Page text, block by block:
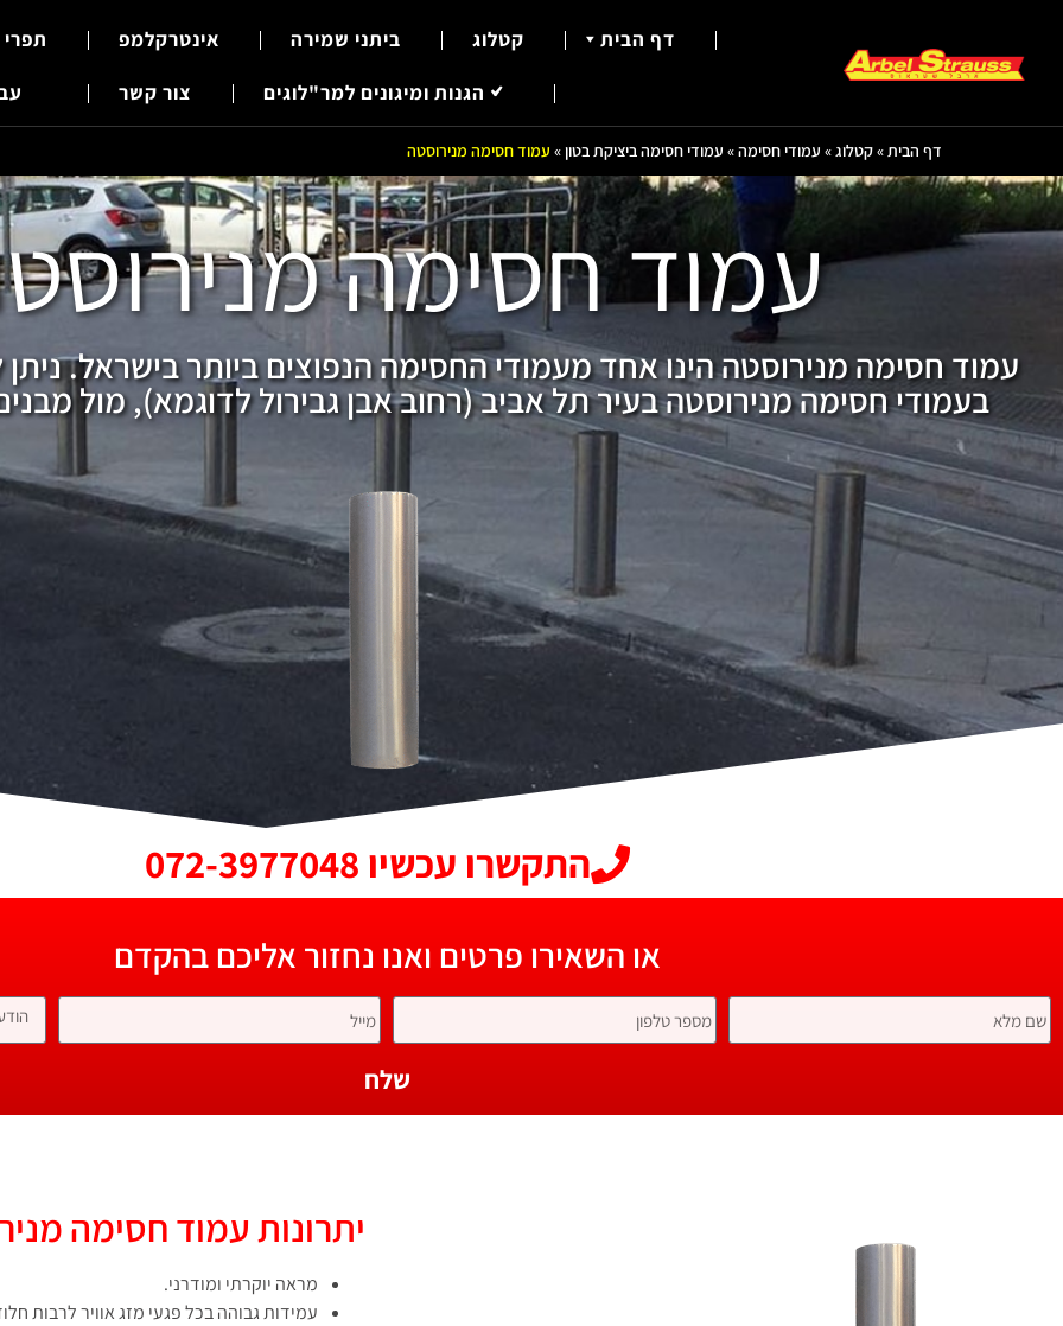
דף הבית קטלוג ביתני שמירה אינטרקלמפ
הגנות ומיגונים למר"לוגים צור קשר
דף הבית»קטלוג» עמודי חסימה» עמודי חסימה ביציקת בטון» עמוד חסימה מנירוסטה
עמוד חסימה
עמוד חסימה מנירוסטה הינו אחד מעמודי החסימה הנפוצים ביותר בישראל.
בעמודי חסימה מנירוסטה בעיר תל אביב (רחוב אבן גבירול לדוגמא), מול
התקשרו עכשיו 072-3977048
או השאירו פרטים ואנו נחזור אליכם בהקדם
שלח
יתרונות עמוד חסימה
מראה יוקרתי ומודרני.
עמידות גבוהה בכל פגעי מזג אוויר לרבות